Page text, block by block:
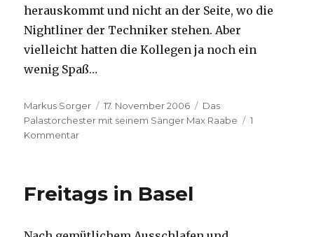
herauskommt und nicht an der Seite, wo die
Nightliner der Techniker stehen. Aber
vielleicht hatten die Kollegen ja noch ein
wenig Spaß…
Autor
Markus Sorger
Veröffentlicht
am
17. November 2006 Kategorien
Das
Palastorchester mit seinem Sänger Max Raabe
1
Kommentarzu
Max
Raabe
Freitags in Basel